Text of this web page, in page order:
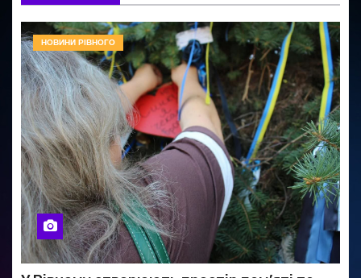
НОВИНИ РІВНОГО